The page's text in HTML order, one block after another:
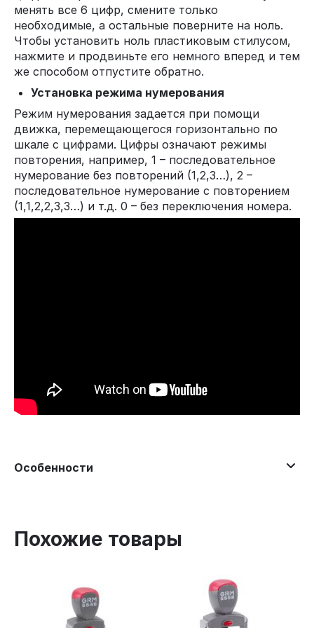
менять все 6 цифр, смените только
необходимые, а остальные поверните на ноль.
Чтобы установить ноль пластиковым стилусом,
нажмите и продвиньте его немного вперед и тем
же способом отпустите обратно.
Установка режима нумерования
Режим нумерования задается при помощи
движка, перемещающегося горизонтально по
шкале с цифрами. Цифры означают режимы
повторения, например, 1 – последовательное
нумерование без повторений (1,2,3…), 2 –
последовательное нумерование с повторением
(1,1,2,2,3,3…) и т.д. 0 – без переключения номера.
Особенности
Похожие товары